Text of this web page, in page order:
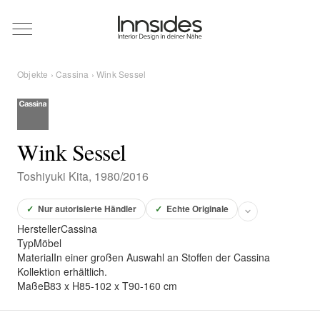
Magazin
Showrooms
Objekte
Über uns
Für Händler
Objekte ›Cassina › Wink Sessel
Wink Sessel
Toshiyuki Kita, 1980/2016
✓ Nur autorisierte Händler ✓ Echte Originale
HerstellerCassina
TypMöbel
MaterialIn einer großen Auswahl an Stoffen der Cassina
Kollektion erhältlich.
MaßeB83 x H85-102 x T90-160 cm